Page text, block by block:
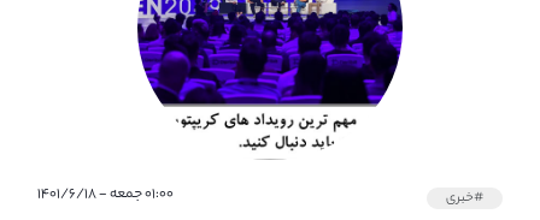
#خبری ۰۱:۰۰ جمعه - ۱۴۰۱/۶/۱۸